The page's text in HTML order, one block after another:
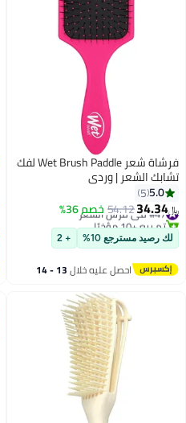
فرشاة شعر Wet Brush Paddle لفك
تشابك الشعر | وردي
5.0
5
﷼‏34.34
54.12خصم 36% #47 في فرش الشعر
تم بيع +10 مؤخرًا
#47 في فرش الشعر
لك رصيد مسترجع 10% + 2
احصل عليه خلال 13 - 14